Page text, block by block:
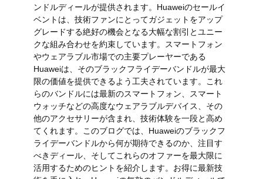
ンドルディールが提供されます。Huaweiのセールイ
ベントは、技術ファンにとってガジェットをアップ
グレードする絶好の機会となる大幅な割引とユニー
クな組み合わせを約束しています。スマートフォン
やウェアラブル市場での主要プレーヤーである
Huaweiは、そのブラックフライデーバンドルが最大
限の価値を提供できるよう工夫されています。これ
らのバンドルには最新のスマートフォン、スマート
ウォッチなどの高度なウェアラブルデバイス、その
他のアクセサリーが含まれ、技術体験を一段と高め
てくれます。このブログでは、Huaweiのブラックフ
ライデーバンドルから何が期待できるのか、注目す
べきディール、そしてこれらのオファーを最大限に
活用するためのヒントを紹介します。お得に最新技